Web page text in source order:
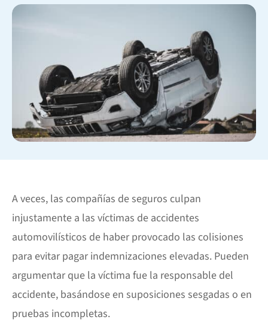
A veces, las compañías de seguros culpan
injustamente a las víctimas de accidentes
automovilísticos de haber provocado las colisiones
para evitar pagar indemnizaciones elevadas. Pueden
argumentar que la víctima fue la responsable del
accidente, basándose en suposiciones sesgadas o en
pruebas incompletas.